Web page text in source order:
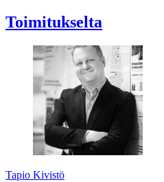
Toimitukselta
Tapio Kivistö